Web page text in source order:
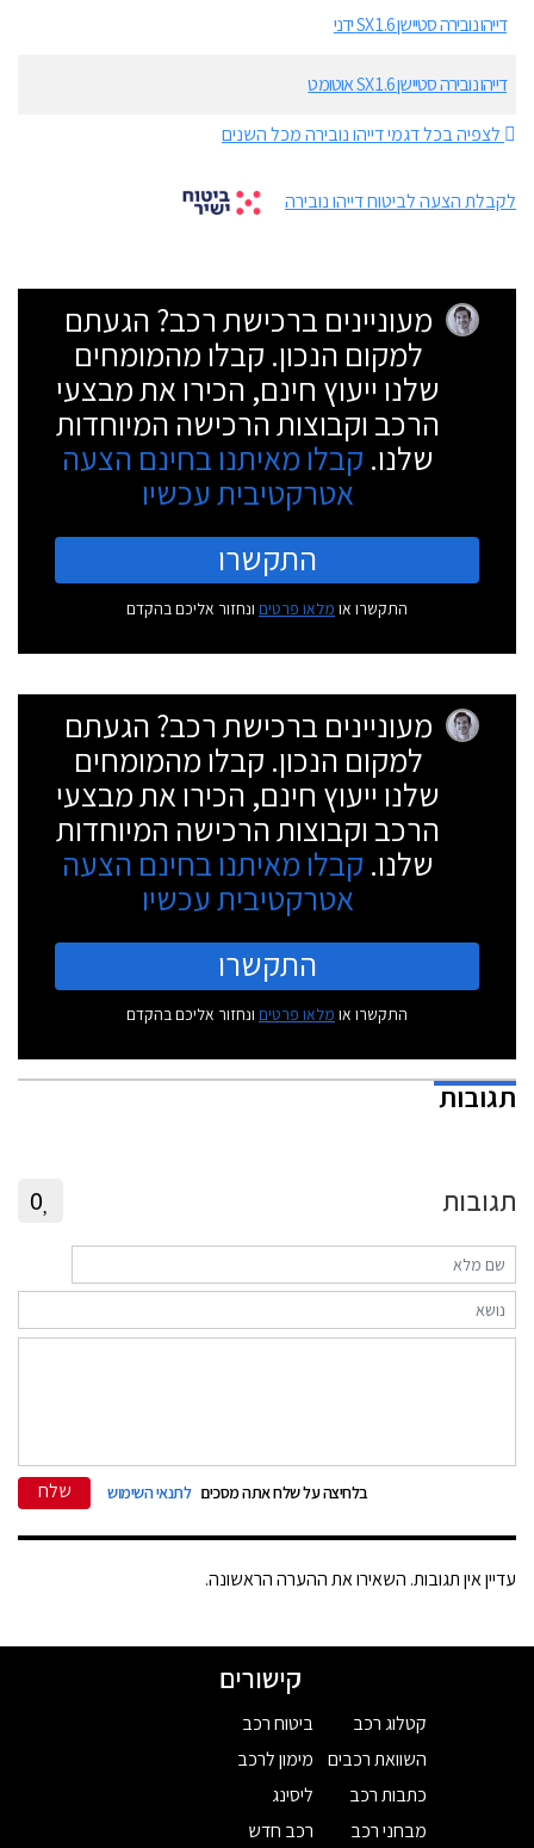
דייהו נובירה סטיישן 1.6 SX ידני
דייהו נובירה סטיישן 1.6 SX אוטומט
לצפיה בכל דגמי דייהו נובירה מכל השנים
לקבלת הצעה לביטוח דייהו נובירה
מעוניינים ברכישת רכב? הגעתם
למקום הנכון. קבלו מהמומחים
שלנו ייעוץ חינם, הכירו את מבצעי
הרכב וקבוצות הרכישה המיוחדות
שלנו. קבלו מאיתנו בחינם הצעה
אטרקטיבית עכשיו
התקשרו
התקשרו או מלאו פרטים ונחזור אליכם בהקדם
מעוניינים ברכישת רכב? הגעתם
למקום הנכון. קבלו מהמומחים
שלנו ייעוץ חינם, הכירו את מבצעי
הרכב וקבוצות הרכישה המיוחדות
שלנו. קבלו מאיתנו בחינם הצעה
אטרקטיבית עכשיו
התקשרו
התקשרו או מלאו פרטים ונחזור אליכם בהקדם
תגובות
תגובות 0
בלחיצה על שלח אתה מסכים לתנאי השימוש שלח
עדיין אין תגובות. השאירו את ההערה הראשונה.
קישורים
קטלוג רכב
השוואת רכבים
כתבות רכב
מבחני רכב
ביטוח רכב
מימון לרכב
ליסינג
רכב חדש